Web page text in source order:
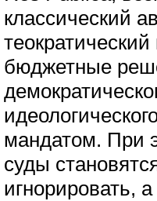
классический
бюджетные
мандатом. При
суды
игнорировать,